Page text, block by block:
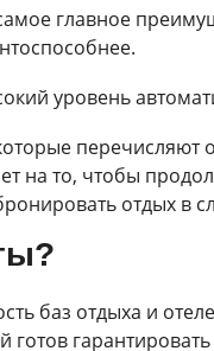
главное
уровень
на то, чтобы
отдых в
баз отдыха и
готов